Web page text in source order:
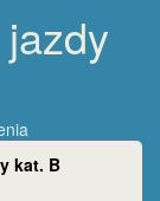
kat. B